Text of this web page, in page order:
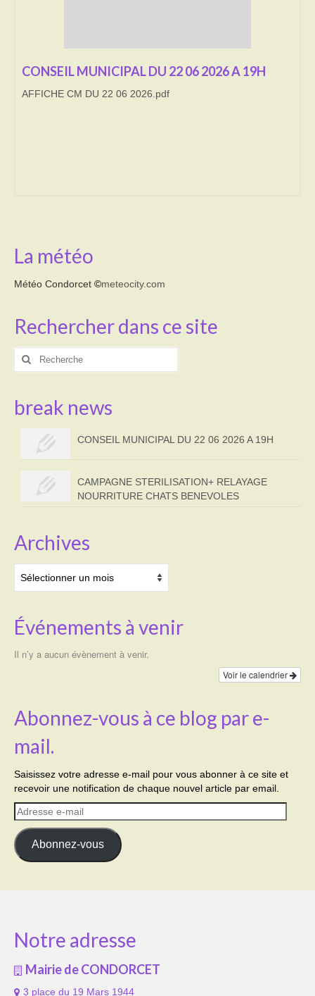
CONSEIL MUNICIPAL DU 22 06 2026 A 19H
AFFICHE CM DU 22 06 2026.pdf
La météo
Météo Condorcet ©meteocity.com
Rechercher dans ce site
Rechercher
break news
CONSEIL MUNICIPAL DU 22 06 2026 A 19H
CAMPAGNE STERILISATION+ RELAYAGE
NOURRITURE CHATS BENEVOLES
Archives
Événements à venir
Il n’y a aucun évènement à venir.
Voir le calendrier
Abonnez-vous à ce blog par e-
mail.
Saisissez votre adresse e-mail pour vous abonner à ce site et
recevoir une notification de chaque nouvel article par email.
Adresse
e-
mail
Abonnez-vous
Notre adresse
Mairie de CONDORCET
3 place du 19 Mars 1944